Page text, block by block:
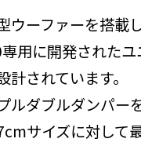
ーファーを搭載し
用に開発された
されています。
ルダブルダンパー
サイズに対して